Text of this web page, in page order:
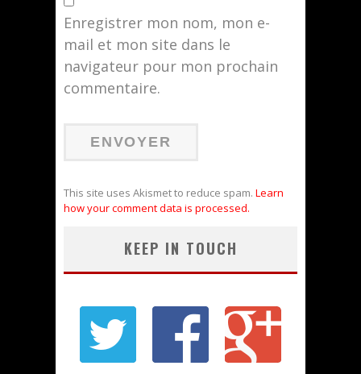
Enregistrer mon nom, mon e-
mail et mon site dans le
navigateur pour mon prochain
commentaire.
This site uses Akismet to reduce spam. Learn
how your comment data is processed.
KEEP IN TOUCH